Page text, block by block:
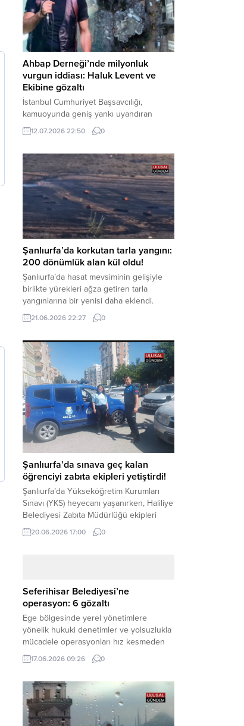
sorgularının ardından yoğun güvenlik
önlemleri altında adliyeye sevk edilen
U.Y. ve...
Ahbap Derneği’nde milyonluk
vurgun iddiası: Haluk Levent ve
Ekibine gözaltı
İstanbul Cumhuriyet Başsavcılığı,
kamuoyunda geniş yankı uyandıran
Ahbap Derneği’ne yönelik kapsamlı bir
soruşturma başlattığını ve Dernek
şüphelilerin gözaltına alındığını açıkladı.
Yürütülen tahkikatın “Dernekler
Kanunu’na muhalefet”, “suçtan
kaynaklanan mal varlığı değerlerini
aklama” ve “örgüt” suçlamaları
kapsamında derinleştirildiği bildirildi.
Haber Merkezi – Soruşturmanın
odağında, özellikle 6 Şubat...
12.07.2026 22:50 0
Şanlıurfa’da korkutan tarla yangını:
200 dönümlük alan kül oldu!
Şanlıurfa’da hasat mevsiminin gelişiyle
birlikte yürekleri ağza getiren tarla
yangınlarına bir yenisi daha eklendi.
Hilvan ilçesinde çıkan yangında, 50
dönümü biçilmemiş buğday olmak üzere
teslim olarak küle döndü. Haber Merkezi
– Yangın, Şanlıurfa’nın Hilvan ilçesine
bağlı Agilmuz köyünde meydana geldi.
Edinilen bilgilere göre, henüz
belirlenemeyen...
21.06.2026 22:27 0
Şanlıurfa’da sınava geç kalan
öğrenciyi zabıta ekipleri yetiştirdi!
Şanlıurfa’da Yükseköğretim Kurumları
Sınavı (YKS) heyecanı yaşanırken, Haliliye
Belediyesi Zabıta Müdürlüğü ekipleri
geleceğini belirleyecek sınava geç kalma
tehlikesiyle karşı karşıya kalan bir
yolunu tutan binlerce aday arasında,
sınav yerine zamanında ulaşamayan bir
öğrenci büyük bir panik yaşadı....
20.06.2026 17:00 0
Seferihisar Belediyesi’ne
operasyon: 6 gözaltı
Ege bölgesinde yerel yönetimlere
yönelik hukuki denetimler ve yolsuzlukla
mücadele operasyonları hız kesmeden
devam ediyor. İzmir’in turistik ilçelerinden
Seferihisar Belediyesi, sabah saatlerinde
operasyonuyla sarsıldı. Haber Merkezi –
İzmir Cumhuriyet Başsavcılığı
koordinesinde yürütülen geniş kapsamlı
17.06.2026 09:26 0